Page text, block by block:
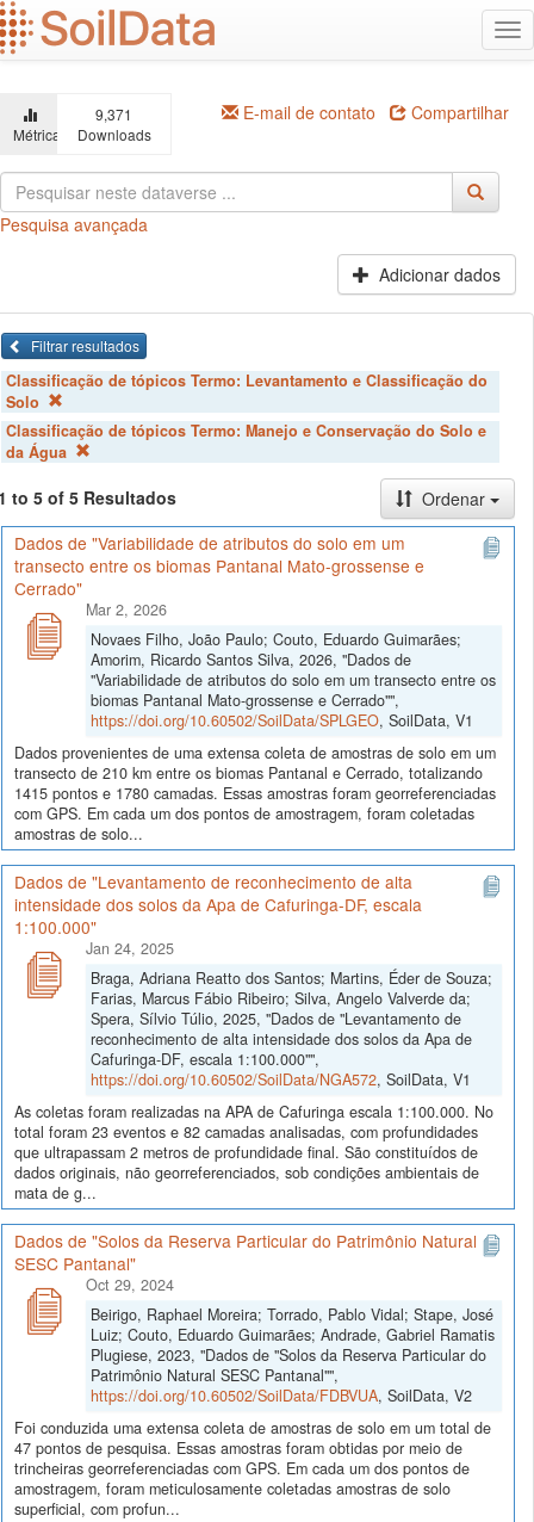
Ir
para
o
principal
Métricas
9,371
Downloads
E-mail de contato Compartilhar
Pesquisa avançada
Adicionar dados
Filtrar resultados
Classificação de tópicos Termo: Levantamento e Classificação do
Solo
Classificação de tópicos Termo: Manejo e Conservação do Solo e
da Água
to 5 of 5 Resultados
Ordenar
Dados de "Variabilidade de atributos do solo em um
transecto entre os biomas Pantanal Mato-grossense e
Cerrado"
Mar 2, 2026
Novaes Filho, João Paulo; Couto, Eduardo Guimarães;
Amorim, Ricardo Santos Silva, 2026, "Dados de
"Variabilidade de atributos do solo em um transecto entre os
biomas Pantanal Mato-grossense e Cerrado"",
https://doi.org/10.60502/SoilData/SPLGEO, SoilData, V1
Dados provenientes de uma extensa coleta de amostras de solo em um
transecto de 210 km entre os biomas Pantanal e Cerrado, totalizando
1415 pontos e 1780 camadas. Essas amostras foram georreferenciadas
com GPS. Em cada um dos pontos de amostragem, foram coletadas
amostras de solo...
Dados de "Levantamento de reconhecimento de alta
intensidade dos solos da Apa de Cafuringa-DF, escala
1:100.000"
Jan 24, 2025
Braga, Adriana Reatto dos Santos; Martins, Éder de Souza;
Farias, Marcus Fábio Ribeiro; Silva, Angelo Valverde da;
Spera, Sílvio Túlio, 2025, "Dados de "Levantamento de
reconhecimento de alta intensidade dos solos da Apa de
Cafuringa-DF, escala 1:100.000"",
https://doi.org/10.60502/SoilData/NGA572, SoilData, V1
As coletas foram realizadas na APA de Cafuringa escala 1:100.000. No
total foram 23 eventos e 82 camadas analisadas, com profundidades
que ultrapassam 2 metros de profundidade final. São constituídos de
dados originais, não georreferenciados, sob condições ambientais de
mata de g...
Dados de "Solos da Reserva Particular do Patrimônio Natural
SESC Pantanal"
Oct 29, 2024
Beirigo, Raphael Moreira; Torrado, Pablo Vidal; Stape, José
Luiz; Couto, Eduardo Guimarães; Andrade, Gabriel Ramatis
Plugiese, 2023, "Dados de "Solos da Reserva Particular do
Patrimônio Natural SESC Pantanal"",
https://doi.org/10.60502/SoilData/FDBVUA, SoilData, V2
Foi conduzida uma extensa coleta de amostras de solo em um total de
47 pontos de pesquisa. Essas amostras foram obtidas por meio de
trincheiras georreferenciadas com GPS. Em cada um dos pontos de
amostragem, foram meticulosamente coletadas amostras de solo
superficial, com profun...